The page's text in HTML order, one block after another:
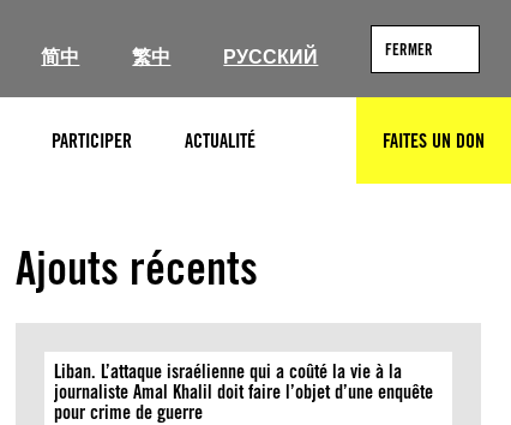
简中 繁中 РУССКИЙ FERMER
PARTICIPER ACTUALITÉ RECHERCHERFAITES UN DON
Ajouts récents
Liban. L’attaque israélienne qui a coûté la vie à la
journaliste Amal Khalil doit faire l’objet d’une enquête
pour crime de guerre